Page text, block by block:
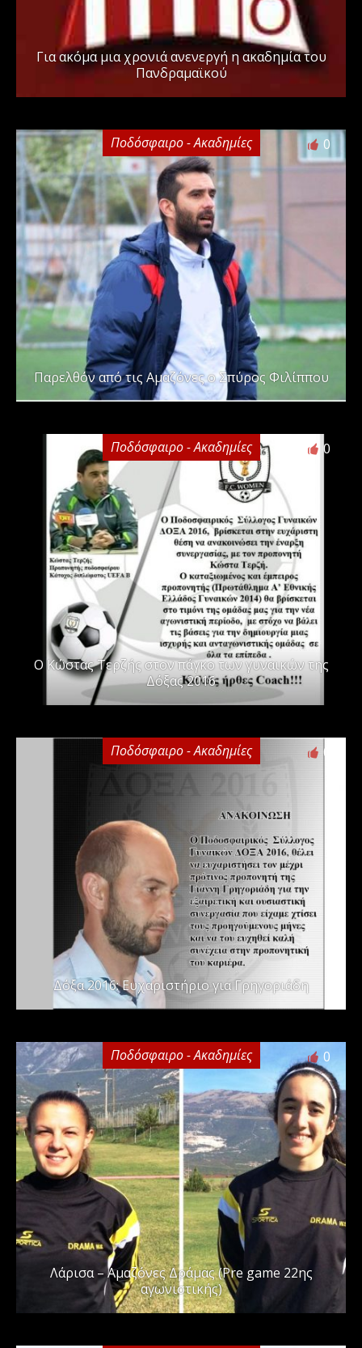
Για ακόμα μια χρονιά ανενεργή η ακαδημία του
Πανδραμαϊκού
Ποδόσφαιρο - Ακαδημίες 0
Παρελθόν από τις Αμαζόνες ο Σπύρος Φιλίππου
Ποδόσφαιρο - Ακαδημίες 0
Ο Κώστας Τερζής στον πάγκο των γυναικών της
Δόξας 2016
Ποδόσφαιρο - Ακαδημίες 0
Δόξα 2016: Ευχαριστήριο για Γρηγοριάδη
Ποδόσφαιρο - Ακαδημίες 0
Λάρισα – Αμαζόνες Δράμας (Pre game 22ης
αγωνιστικής)